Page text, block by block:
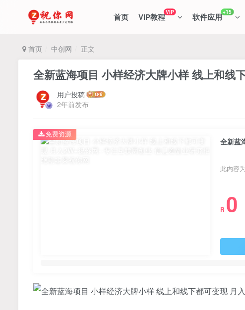
首页 VIP教程VIP 软件应用+15
首页 中创网 正文
全新蓝海项目 小样经济大牌小样 线上和线
用户投稿
2年前发布
全新蓝
此内容
R 0
免费资源